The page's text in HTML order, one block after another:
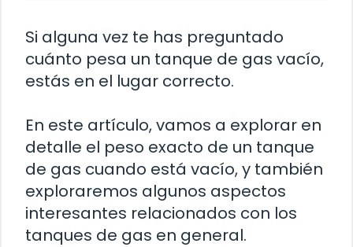
Si alguna vez te has preguntado
cuánto pesa un tanque de gas vacío,
estás en el lugar correcto.
En este artículo, vamos a explorar en
detalle el peso exacto de un tanque
de gas cuando está vacío, y también
exploraremos algunos aspectos
interesantes relacionados con los
tanques de gas en general.